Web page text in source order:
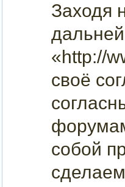
Заходя
«http://
своё
собой